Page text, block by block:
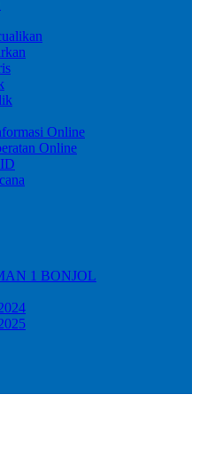
Online
Online
1 BONJOL